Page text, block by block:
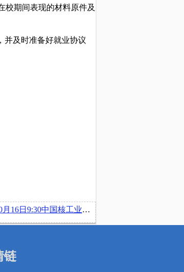
校期间表现的材料原件及
并及时准备好就业协议
国核工业二三建设有限公司在博文楼218举办宣讲会
链